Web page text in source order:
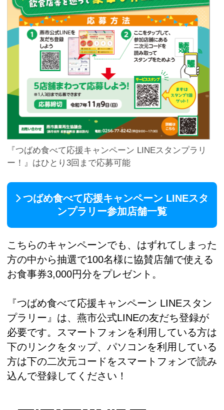
『つばめ食べて応援キャンペーン LINEスタンプラリ
ー！』はひとり3回まで応募可能
つばめ食べて応援キャンペーン LINEスタ
ンプラリー参加店舗一覧
こちらのキャンペーンでも、はずれてしまった
方の中から抽選で100名様に協賛店舗で使える
お食事券3,000円分をプレゼント。
『つばめ食べて応援キャンペーン LINEスタン
プラリー』は、燕市公式LINEの友だち登録が
必要です。スマートフォンを利用している方は
下のリンクをタップ、パソコンを利用している
方は下の二次元コードをスマートフォンで読み
込んで登録してください！